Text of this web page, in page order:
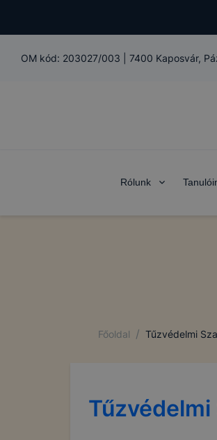
OM kód: 203027/003 7400 Kaposvár,
Rólunk
Főoldal / Tűzvédelmi